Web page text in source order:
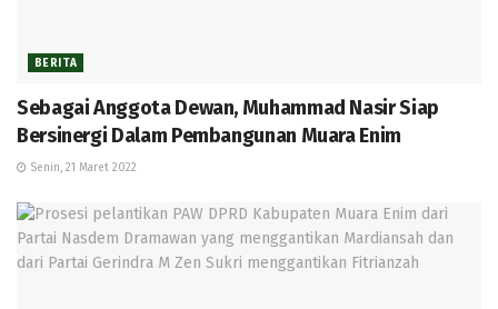
BERITA
Sebagai Anggota Dewan, Muhammad Nasir Siap
Bersinergi Dalam Pembangunan Muara Enim
Senin, 21 Maret 2022